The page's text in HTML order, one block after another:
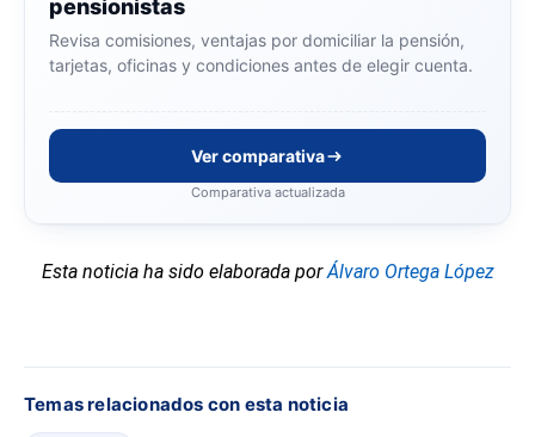
pensionistas
Revisa comisiones, ventajas por domiciliar la pensión,
tarjetas, oficinas y condiciones antes de elegir cuenta.
Ver comparativa
Comparativa actualizada
Esta noticia ha sido elaborada porÁlvaro Ortega López
Temas relacionados con esta noticia